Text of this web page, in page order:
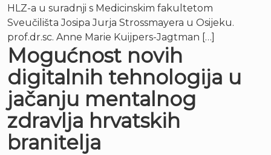
HLZ-a u suradnji s Medicinskim fakultetom
Sveučilišta Josipa Jurja Strossmayera u Osijeku.
prof.dr.sc. Anne Marie Kuijpers-Jagtman […]
Mogućnost novih
digitalnih tehnologija u
jačanju mentalnog
zdravlja hrvatskih
branitelja